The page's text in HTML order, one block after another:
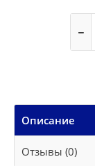
Описание
Отзывы (0)